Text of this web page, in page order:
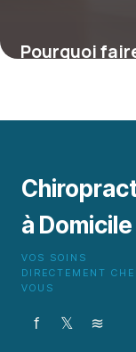
Pourquoi
à Domicile
VOS SOINS
DIRECTEMENT
VOUS
f 𝕏 ≋